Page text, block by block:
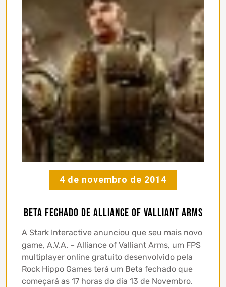
4 de novembro de 2014
Beta Fechado de Alliance of Valliant Arms
A Stark Interactive anunciou que seu mais novo
game, A.V.A. – Alliance of Valliant Arms, um FPS
multiplayer online gratuito desenvolvido pela
Rock Hippo Games terá um Beta fechado que
começará as 17 horas do dia 13 de Novembro.